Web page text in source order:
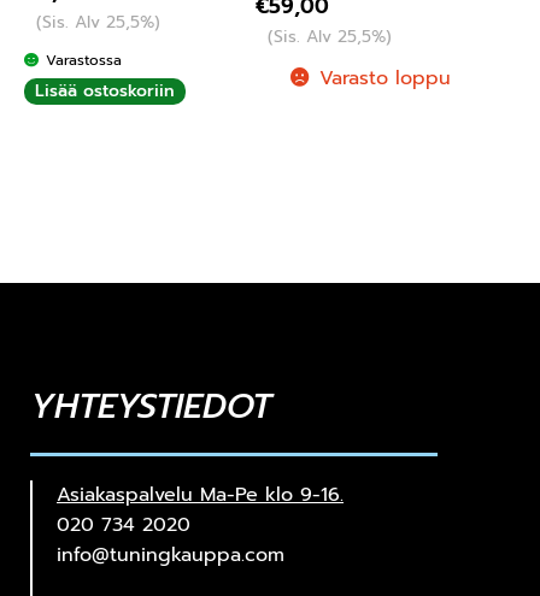
5.00/ 5
(Sis. Alv 25,5%)
Varastossa
Lisää ostoskoriin
€59,00
(Sis. Alv 25,5%)
Varasto loppu
YHTEYSTIEDOT
Asiakaspalvelu Ma-Pe klo 9-16.
020 734 2020
info@tuningkauppa.com